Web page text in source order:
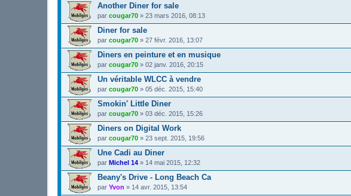
Another Diner for sale
par cougar70 » 23 mars 2016, 08:13
Diner for sale
par cougar70 » 27 févr. 2016, 13:07
Diners en peinture et en musique
par cougar70 » 02 janv. 2016, 20:15
Un véritable WLCC à vendre
par cougar70 » 05 déc. 2015, 15:40
Smokin' Little Diner
par cougar70 » 03 déc. 2015, 15:26
Diners on Digital Work
par cougar70 » 23 sept. 2015, 19:56
Une Cadi au Diner
par Michel 14 » 14 mai 2015, 12:32
Beany's Drive - Long Beach Ca
par Yvon » 14 avr. 2015, 13:54